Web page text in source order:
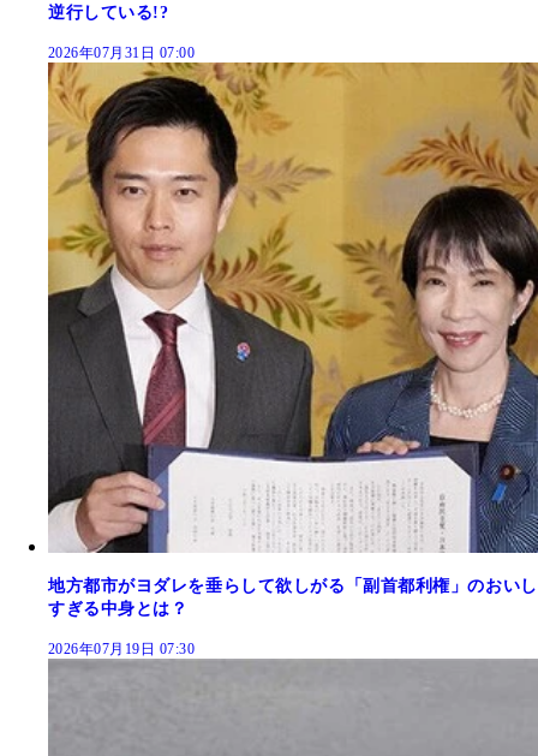
逆行している!?
2026年07月31日 07:00
地方都市がヨダレを垂らして欲しがる「副首都利権」のおいし
すぎる中身とは？
2026年07月19日 07:30